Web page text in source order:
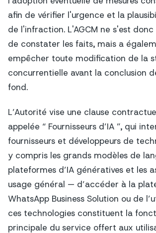
afin de vérifier l'urgence et la
de l'infraction. L'AGCM ne s'est
de constater les faits, mais a
empêcher toute modification de la
concurrentielle avant la conclusion
fond.
L’Autorité vise une clause
appelée “ Fournisseurs d’IA ”, qui
fournisseurs et développeurs de
y compris les grands modèles de
plateformes d’IA génératives et les
usage général — d’accéder à la
WhatsApp Business Solution ou de
ces technologies constituent la
principale du service offert aux